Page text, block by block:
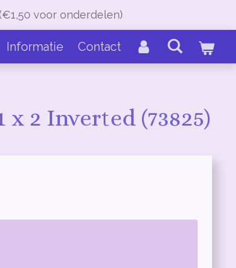
voor onderdelen)
Informatie Contact
x 2 Inverted (73825)